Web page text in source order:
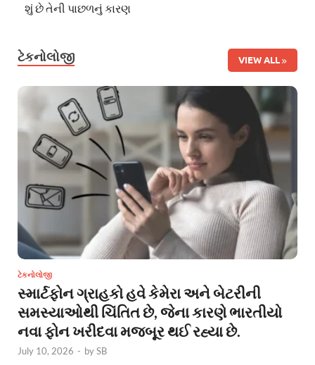
શું છે તેની પાછળનું કારણ
ટેકનોલોજી VIEW ALL
ટેકનોલોજી
સ્માર્ટફોન ગ્રાહકો હવે કેમેરા અને બેટરીની
સમસ્યાઓથી ચિંતિત છે, જેના કારણે ભારતીયો
નવા ફોન ખરીદવા મજબૂર થઈ રહ્યા છે.
July 10, 2026 - bySB